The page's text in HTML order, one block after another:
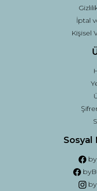
İptal
Kişisel
Sosyal